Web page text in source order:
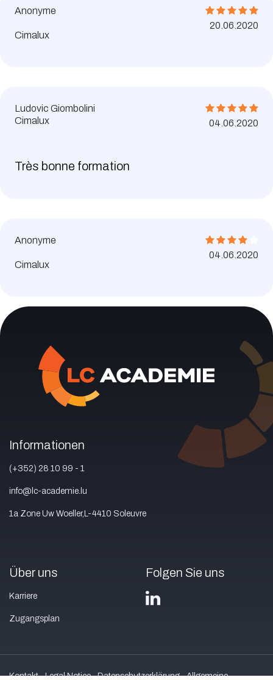
Anonyme
Cimalux
20.06.2020
Ludovic Giombolini
Cimalux
04.06.2020
Très bonne formation
Anonyme
Cimalux
04.06.2020
Informationen
(+352) 28 10 99 - 1
info@lc-academie.lu
1a Zone Uw Woeller,L-4410 Soleuvre
Über uns
Karriere
Zugangsplan
Folgen Sie uns
Kontakt Legal Notice Datenschutzerklärung Allgemeine